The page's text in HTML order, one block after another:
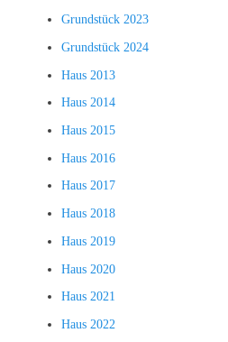
Grundstück 2023
Grundstück 2024
Haus 2013
Haus 2014
Haus 2015
Haus 2016
Haus 2017
Haus 2018
Haus 2019
Haus 2020
Haus 2021
Haus 2022